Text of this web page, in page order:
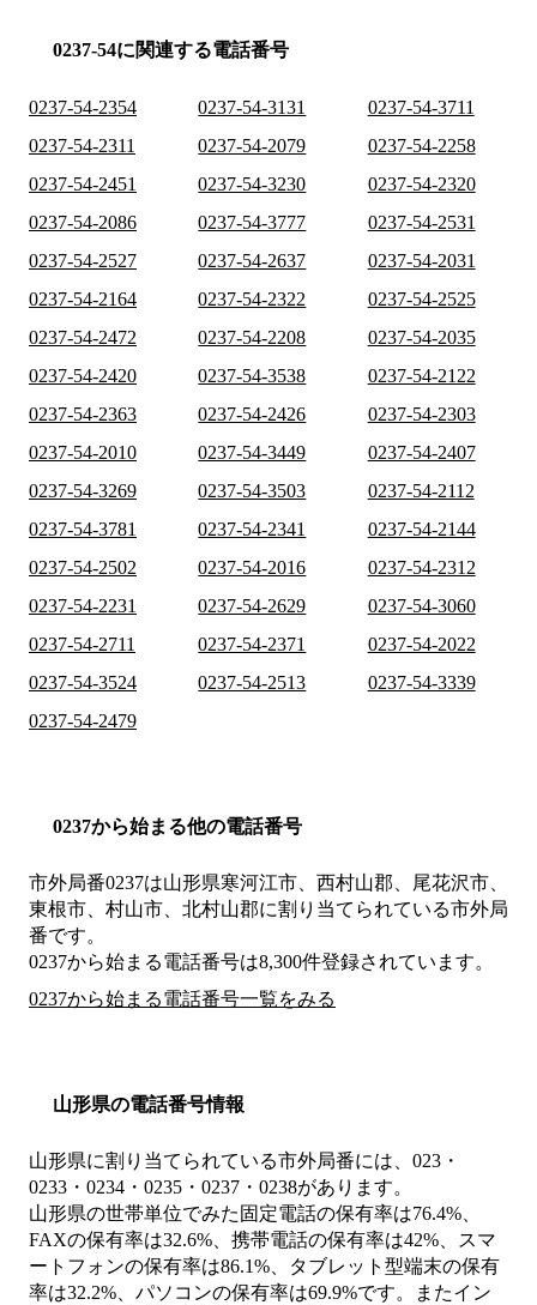
0237-54に関連する電話番号
0237-54-2354 0237-54-3131
0237-54-3711
0237-54-2311
0237-54-2079
0237-54-2258
0237-54-2451
0237-54-3230
0237-54-2320
0237-54-2086
0237-54-3777
0237-54-2531
0237-54-2527
0237-54-2637
0237-54-2031
0237-54-2164
0237-54-2322
0237-54-2525
0237-54-2472
0237-54-2208
0237-54-2035
0237-54-2420
0237-54-3538
0237-54-2122
0237-54-2363
0237-54-2426
0237-54-2303
0237-54-2010
0237-54-3449
0237-54-2407
0237-54-3269
0237-54-3503
0237-54-2112
0237-54-3781
0237-54-2341
0237-54-2144
0237-54-2502
0237-54-2016
0237-54-2312
0237-54-2231
0237-54-2629
0237-54-3060
0237-54-2711
0237-54-2371
0237-54-2022
0237-54-3524
0237-54-2513
0237-54-3339
0237-54-2479
0237から始まる他の電話番号
市外局番0237は山形県寒河江市、西村山郡、尾花沢市、
東根市、村山市、北村山郡に割り当てられている市外局
番です。
0237から始まる電話番号は8,300件登録されています。
0237から始まる電話番号一覧をみる
山形県の電話番号情報
山形県に割り当てられている市外局番には、023・
0233・0234・0235・0237・0238があります。
山形県の世帯単位でみた固定電話の保有率は76.4%、
FAXの保有率は32.6%、携帯電話の保有率は42%、スマ
ートフォンの保有率は86.1%、タブレット型端末の保有
率は32.2%、パソコンの保有率は69.9%です。またイン